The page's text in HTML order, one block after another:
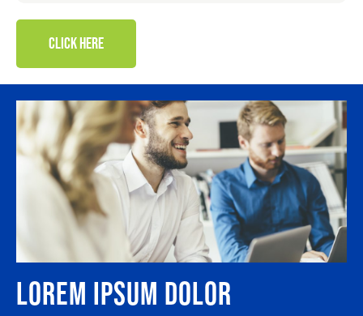
CLICK HERE
Lorem ipsum dolor